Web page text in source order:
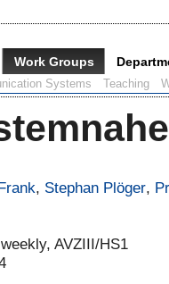
Work Groups
Systems Teaching
, Stephan Plöger,
AVZIII/HS1